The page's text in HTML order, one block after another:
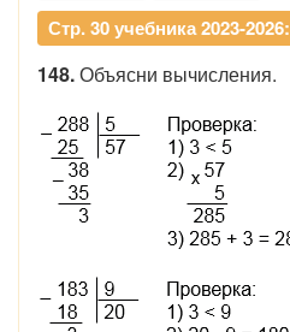
Стр. 30 учебника 2023-2026:
148.Объясни вычисления.